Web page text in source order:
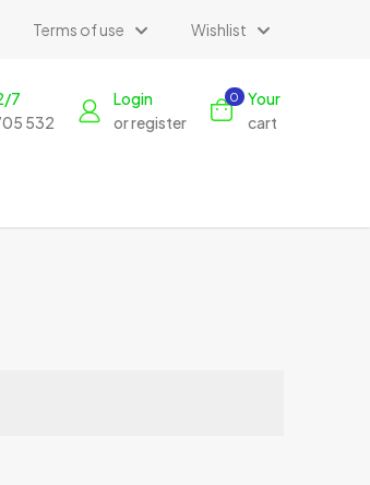
Terms of use Wishlist
7
532
Login
or register
0
Your
cart